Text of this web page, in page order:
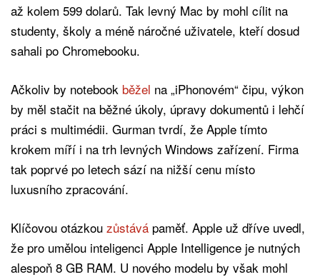
až kolem 599 dolarů. Tak levný Mac by mohl cílit na
studenty, školy a méně náročné uživatele, kteří dosud
sahali po Chromebooku.
Ačkoliv by notebook běžel na „iPhonovém“ čipu, výkon
by měl stačit na běžné úkoly, úpravy dokumentů i lehčí
práci s multimédii. Gurman tvrdí, že Apple tímto
krokem míří i na trh levných Windows zařízení. Firma
tak poprvé po letech sází na nižší cenu místo
luxusního zpracování.
Klíčovou otázkou zůstává paměť. Apple už dříve uvedl,
že pro umělou inteligenci Apple Intelligence je nutných
alespoň 8 GB RAM. U nového modelu by však mohl